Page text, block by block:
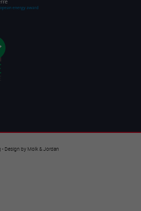
- Design by Molk & Jordan